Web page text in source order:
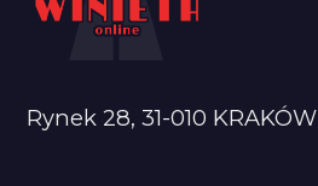
Rynek 28, 31-010 KRAKÓW